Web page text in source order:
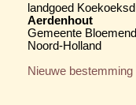
landgoed
Aerdenhout
Gemeente
Noord-Holland
Nieuwe bestemming